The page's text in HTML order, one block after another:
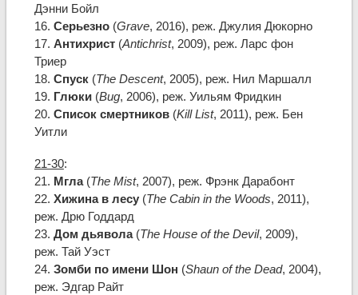
Дэнни Бойл
16. Серьезно(Grave, 2016), реж. Джулия Дюкорно
17. Антихрист(Antichrist, 2009), реж. Ларс фон
Триер
18. Спуск(The Descent, 2005), реж. Нил Маршалл
19. Глюки(Bug, 2006), реж. Уильям Фридкин
20. Список смертников(Kill List, 2011), реж. Бен
Уитли
21-30:
21. Мгла(The Mist, 2007), реж. Фрэнк Дарабонт
22. Хижина в лесу(The Cabin in the Woods, 2011),
реж. Дрю Годдард
23. Дом дьявола(The House of the Devil, 2009),
реж. Тай Уэст
24. Зомби по имени Шон (Shaun of the Dead, 2004),
реж. Эдгар Райт